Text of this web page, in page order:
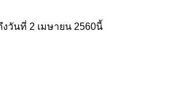
วันที่ 2 เมษายน 2560นี้